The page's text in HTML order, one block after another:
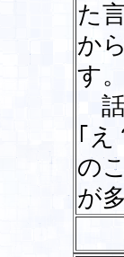
た
か
す。
話
｢
の
が